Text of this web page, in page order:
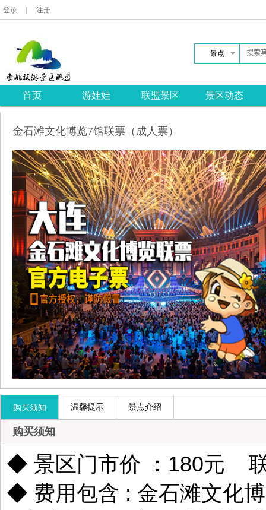
登录 注册
景点
首页 游娃娃 联盟景区 景区动态
金石滩文化博览7馆联票（成人票）
购买须知 温馨提示 景点介绍
购买须知
◆ 景区 门市价 ：180元
◆ 费用包含 : 金石滩文化